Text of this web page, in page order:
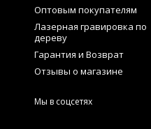
Оптовым покупателям
Лазерная гравировка по
дереву
Гарантия и Возврат
Отзывы о магазине
Мы в соцсетях